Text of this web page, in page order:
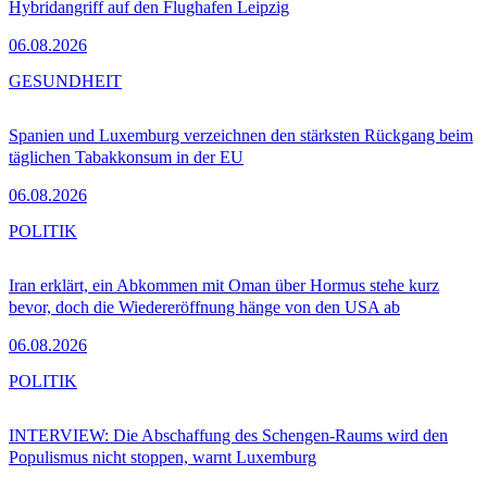
Hybridangriff auf den Flughafen Leipzig
06.08.2026
Spanien und Luxemburg verzeichnen den stärksten Rückgang beim
täglichen Tabakkonsum in der EU
06.08.2026
GESUNDHEIT
Iran erklärt, ein Abkommen mit Oman über Hormus stehe kurz
bevor, doch die Wiedereröffnung hänge von den USA ab
06.08.2026
POLITIK
INTERVIEW: Die Abschaffung des Schengen-Raums wird den
Populismus nicht stoppen, warnt Luxemburg
POLITIK